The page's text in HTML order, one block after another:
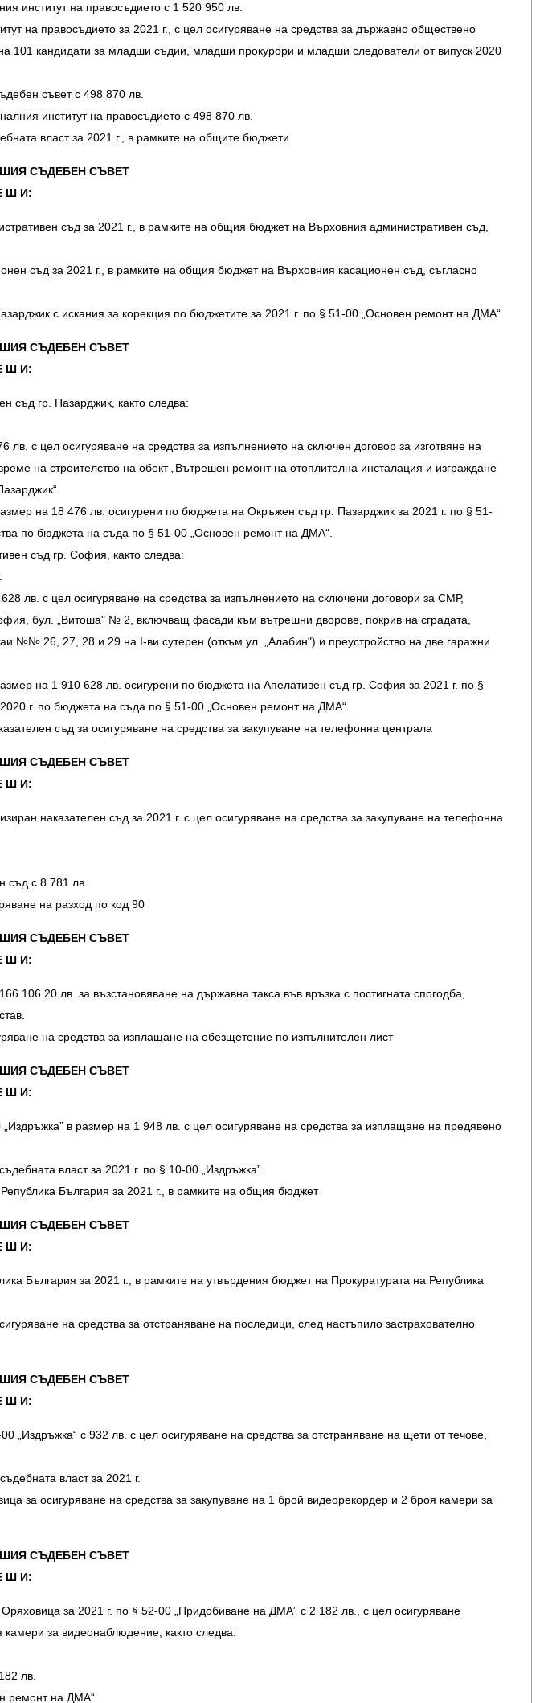
институт на правосъдието с 1 520 950 лв.
на правосъдието за 2021 г., с цел осигуряване на средства за държавно обществено
101 кандидати за младши съдии, младши прокурори и младши следователи от випуск 2020
съвет с 498 870 лв.
институт на правосъдието с 498 870 лв.
власт за 2021 г., в рамките на общите бюджети
СЪДЕБЕН СЪВЕТ
Ш И:
съд за 2021 г., в рамките на общия бюджет на Върховния административен съд,
съд за 2021 г., в рамките на общия бюджет на Върховния касационен съд, съгласно
с искания за корекция по бюджетите за 2021 г. по § 51-00 „Основен ремонт на ДМА“
СЪДЕБЕН СЪВЕТ
Ш И:
съд гр. Пазарджик, както следва:
с цел осигуряване на средства за изпълнението на сключен договор за изготвяне на
на строителство на обект „Вътрешен ремонт на отоплителна инсталация и изграждане
на 18 476 лв. осигурени по бюджета на Окръжен съд гр. Пазарджик за 2021 г. по § 51-
по бюджета на съда по § 51-00 „Основен ремонт на ДМА“.
съд гр. София, както следва:
с цел осигуряване на средства за изпълнението на сключени договори за СМР,
бул. „Витоша" № 2, включващ фасади към вътрешни дворове, покрив на сградата,
№№ 26, 27, 28 и 29 на I-ви сутерен (откъм ул. „Алабин") и преустройство на две гаражни
на 1 910 628 лв. осигурени по бюджета на Апелативен съд гр. София за 2021 г. по §
г. по бюджета на съда по § 51-00 „Основен ремонт на ДМА“.
съд за осигуряване на средства за закупуване на телефонна централа
СЪДЕБЕН СЪВЕТ
Ш И:
наказателен съд за 2021 г. с цел осигуряване на средства за закупуване на телефонна
съд с 8 781 лв.
на разход по код 90
СЪДЕБЕН СЪВЕТ
Ш И:
лв. за възстановяване на държавна такса във връзка с постигната спогодба,
на средства за изплащане на обезщетение по изпълнителен лист
СЪДЕБЕН СЪВЕТ
Ш И:
в размер на 1 948 лв. с цел осигуряване на средства за изплащане на предявено
власт за 2021 г. по § 10-00 „Издръжка”.
България за 2021 г., в рамките на общия бюджет
СЪДЕБЕН СЪВЕТ
Ш И:
България за 2021 г., в рамките на утвърдения бюджет на Прокуратурата на Република
на средства за отстраняване на последици, след настъпило застрахователно
СЪДЕБЕН СЪВЕТ
Ш И:
с 932 лв. с цел осигуряване на средства за отстраняване на щети от течове,
власт за 2021 г.
за осигуряване на средства за закупуване на 1 брой видеорекордер и 2 броя камери за
СЪДЕБЕН СЪВЕТ
Ш И:
за 2021 г. по § 52-00 „Придобиване на ДМА” с 2 182 лв., с цел осигуряване
за видеонаблюдение, както следва:
лв.
ремонт на ДМА“